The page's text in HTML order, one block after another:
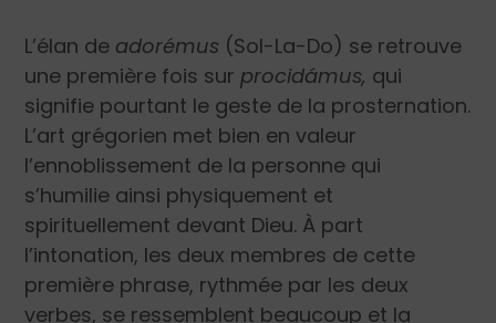
L’élan de adorémus (Sol-La-Do) se retrouve
une première fois surprocidámus, qui
signifie pourtant le geste de la prosternation.
L’art grégorien met bien en valeur
l’ennoblissement de la personne qui
s’humilie ainsi physiquement et
spirituellement devant Dieu. À part
l’intonation, les deux membres de cette
première phrase, rythmée par les deux
verbes, se ressemblent beaucoup et la